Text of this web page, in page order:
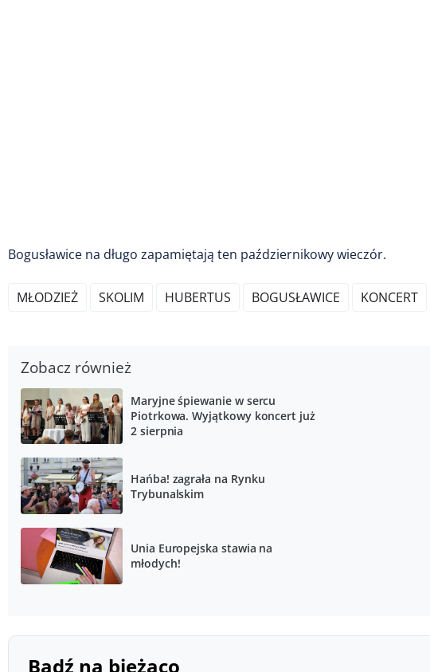
Bogusławice na długo zapamiętają ten październikowy wieczór.
MŁODZIEŻ SKOLIM HUBERTUS BOGUSŁAWICE KONCERT
Zobacz również
Maryjne śpiewanie w sercu
Piotrkowa. Wyjątkowy koncert już
2 sierpnia
Hańba! zagrała na Rynku
Trybunalskim
Unia Europejska stawia na
młodych!
Bądź na bieżąco